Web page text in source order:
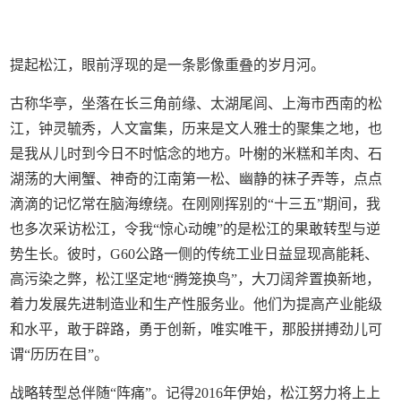
提起松江，眼前浮现的是一条影像重叠的岁月河。
古称华亭，坐落在长三角前缘、太湖尾闾、上海市西南的松
江，钟灵毓秀，人文富集，历来是文人雅士的聚集之地，也
是我从儿时到今日不时惦念的地方。叶榭的米糕和羊肉、石
湖荡的大闸蟹、神奇的江南第一松、幽静的袜子弄等，点点
滴滴的记忆常在脑海缭绕。在刚刚挥别的“十三五”期间，我
也多次采访松江，令我“惊心动魄”的是松江的果敢转型与逆
势生长。彼时，G60公路一侧的传统工业日益显现高能耗、
高污染之弊，松江坚定地“腾笼换鸟”，大刀阔斧置换新地，
着力发展先进制造业和生产性服务业。他们为提高产业能级
和水平，敢于辟路，勇于创新，唯实唯干，那股拼搏劲儿可
谓“历历在目”。
战略转型总伴随“阵痛”。记得2016年伊始，松江努力将上上